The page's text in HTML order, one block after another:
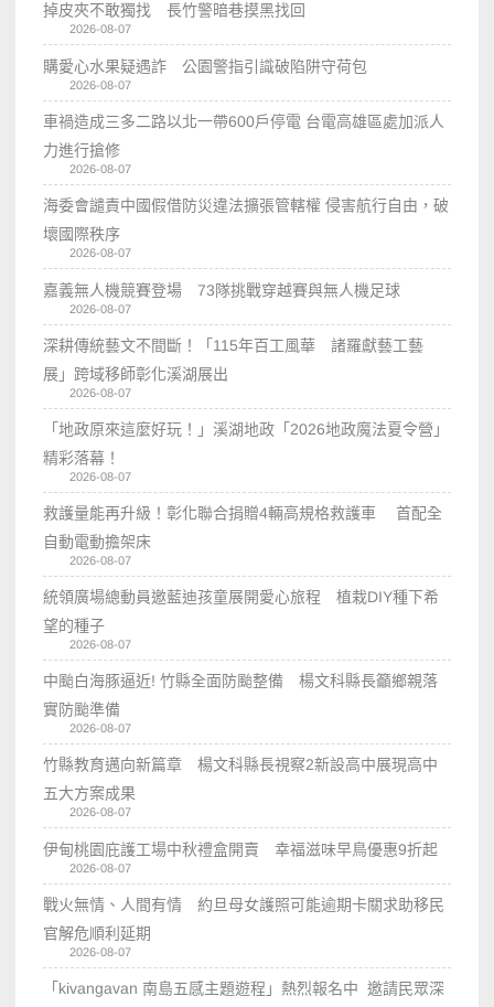
掉皮夾不敢獨找 長竹警暗巷摸黑找回
2026-08-07
購愛心水果疑遇詐 公園警指引識破陷阱守荷包
2026-08-07
車禍造成三多二路以北一帶600戶停電 台電高雄區處加派人
力進行搶修
2026-08-07
海委會譴責中國假借防災違法擴張管轄權 侵害航行自由，破
壞國際秩序
2026-08-07
嘉義無人機競賽登場 73隊挑戰穿越賽與無人機足球
2026-08-07
深耕傳統藝文不間斷！「115年百工風華 諸羅獻藝工藝
展」跨域移師彰化溪湖展出
2026-08-07
「地政原來這麼好玩！」溪湖地政「2026地政魔法夏令營」
精彩落幕！
2026-08-07
救護量能再升級！彰化聯合捐贈4輛高規格救護車 首配全
自動電動擔架床
2026-08-07
統領廣場總動員邀藍迪孩童展開愛心旅程 植栽DIY種下希
望的種子
2026-08-07
中颱白海豚逼近! 竹縣全面防颱整備 楊文科縣長籲鄉親落
實防颱準備
2026-08-07
竹縣教育邁向新篇章 楊文科縣長視察2新設高中展現高中
五大方案成果
2026-08-07
伊甸桃園庇護工場中秋禮盒開賣 幸福滋味早鳥優惠9折起
2026-08-07
戰火無情、人間有情 約旦母女護照可能逾期卡關求助移民
官解危順利延期
2026-08-07
「kivangavan 南島五感主題遊程」熱烈報名中 邀請民眾深